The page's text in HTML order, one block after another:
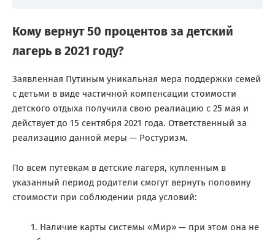
Кому вернут 50 процентов за детский
лагерь в 2021 году?
Заявленная Путиным уникальная мера поддержки семей
с детьми в виде частичной компенсации стоимости
детского отдыха получила свою реалиацию с 25 мая и
действует до 15 сентября 2021 года. Ответственный за
реализацию данной меры — Ростуризм.
По всем путевкам в детские лагеря, купленным в
указанный период родители смогут вернуть половину
стоимости при соблюдении ряда условий:
Наличие карты системы «Мир» — при этом она не